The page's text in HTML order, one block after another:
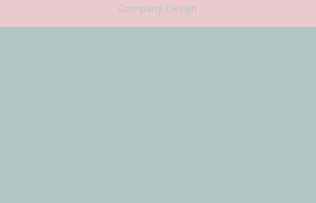
Company Design